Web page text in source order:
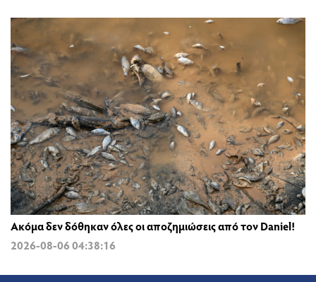
Ακόμα δεν δόθηκαν όλες οι αποζημιώσεις από τον Daniel!
2026-08-06 04:38:16